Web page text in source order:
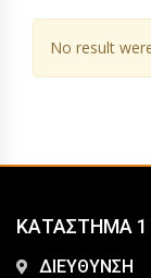
No result
ΚΑΤΑΣΤΗΜΑ 1
ΔΙΕΥΘΥΝΣΗ